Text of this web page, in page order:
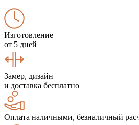
Изготовление
от 5 дней
Замер, дизайн
и доставка бесплатно
Оплата наличными, безналичный